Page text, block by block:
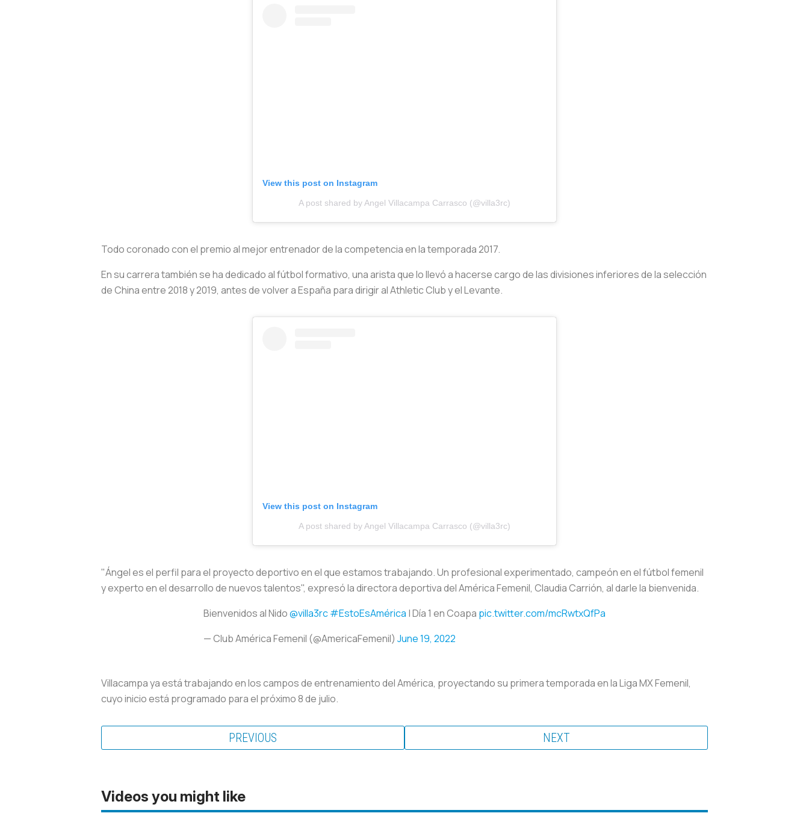
View this post on Instagram
A post shared by Angel Villacampa Carrasco (@villa3rc)
Todo coronado con el premio al mejor entrenador de la competencia en la temporada 2017.
En su carrera también se ha dedicado al fútbol formativo, una arista que lo llevó a hacerse cargo de las divisiones inferiores de la selección
de China entre 2018 y 2019, antes de volver a España para dirigir al Athletic Club y el Levante.
View this post on Instagram
A post shared by Angel Villacampa Carrasco (@villa3rc)
"Ángel es el perfil para el proyecto deportivo en el que estamos trabajando. Un profesional experimentado, campeón en el fútbol femenil
y experto en el desarrollo de nuevos talentos", expresó la directora deportiva del América Femenil, Claudia Carrión, al darle la bienvenida.
Bienvenidos al Nido@villa3rc#EstoEsAmérica | Día 1 en Coapa pic.twitter.com/mcRwtxQfPa
— Club América Femenil (@AmericaFemenil) June 19, 2022
Villacampa ya está trabajando en los campos de entrenamiento del América, proyectando su primera temporada en la Liga MX Femenil,
cuyo inicio está programado para el próximo 8 de julio.
PREVIOUS NEXT
Videos you might like